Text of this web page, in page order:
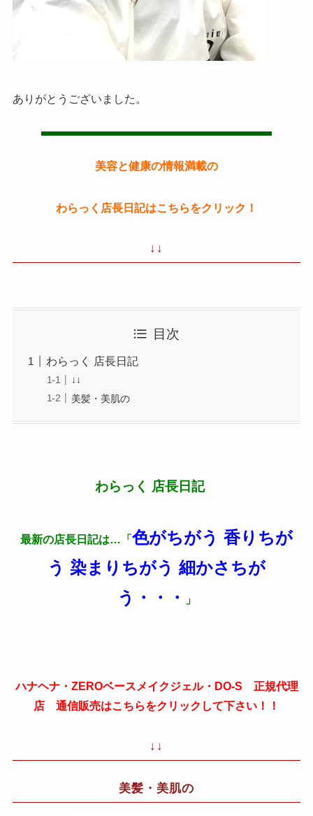
ありがとうございました。
美容と健康の情報満載の
わらっく店長日記はこちらをクリック！
↓↓
目次
わらっく 店長日記
↓↓
美髪・美肌の
わらっく 店長日記
最新の店長日記は…「 色がちがう 香りちが
う 染まりちがう 細かさちが
う・・・
」
ハナヘナ・ZEROベースメイクジェル・DO-S 正規代理
店 通信販売はこちらをクリックして下さい！！
↓↓
美髪・美肌の